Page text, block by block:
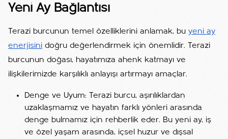
Yeni Ay Bağlantısı
Terazi burcunun temel özelliklerini anlamak, bu yeni ay
enerjisini doğru değerlendirmek için önemlidir. Terazi
burcunun doğası, hayatımıza ahenk katmayı ve
ilişkilerimizde karşılıklı anlayışı artırmayı amaçlar.
Denge ve Uyum: Terazi burcu, aşırılıklardan
uzaklaşmamız ve hayatın farklı yönleri arasında
denge bulmamız için rehberlik eder. Bu yeni ay, iş
ve özel yaşam arasında, içsel huzur ve dışsal